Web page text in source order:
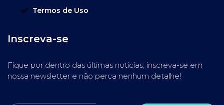
Termos de Uso
Inscreva-se
Fique por dentro das últimas notícias, inscreva-se em
nossa newsletter e não perca nenhum detalhe!